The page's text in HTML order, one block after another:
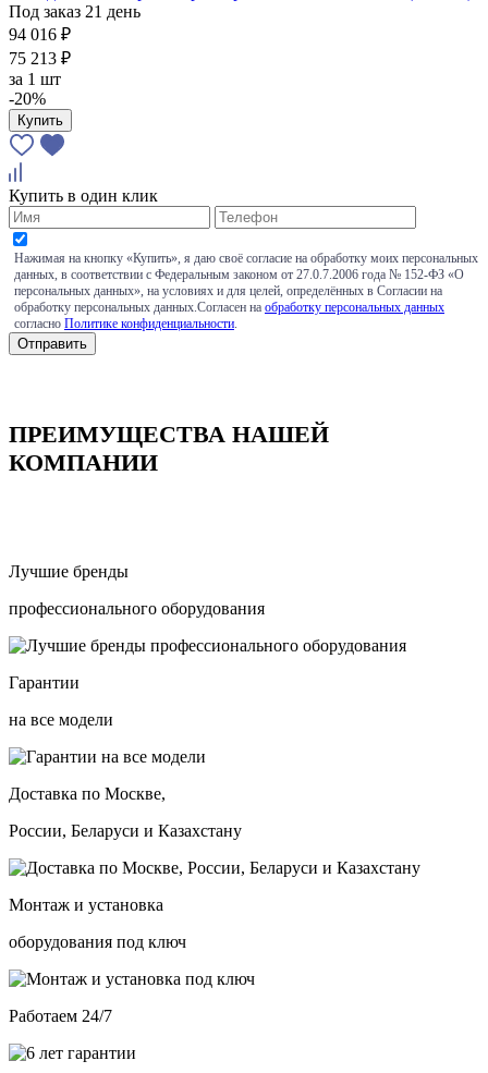
Под заказ 21 день
94 016 ₽
75 213 ₽
за 1 шт
-20%
Купить
Купить в один клик
Нажимая на кнопку «Купить», я даю своё согласие на обработку моих персональных
данных, в соответствии с Федеральным законом от 27.0.7.2006 года № 152-ФЗ «О
персональных данных», на условиях и для целей, определённых в Согласии на
обработку персональных данных.Согласен на обработку персональных данных
согласно Политике конфиденциальности
ПРЕИМУЩЕСТВА НАШЕЙ
КОМПАНИИ
Лучшие бренды
профессионального оборудования
Гарантии
на все модели
Доставка по Москве,
России, Беларуси и Казахстану
Монтаж и установка
оборудования под ключ
Работаем 24/7